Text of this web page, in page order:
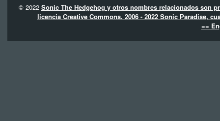
© 2022 Sonic The Hedgehog y otros nombres relacionados son
licencia Creative Commons. 2006 - 2022 Sonic Paradise,
==